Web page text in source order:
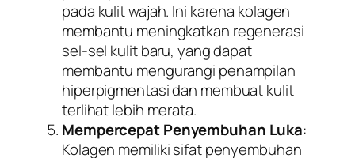
pada kulit wajah. Ini karena kolagen
membantu meningkatkan regenerasi
sel-sel kulit baru, yang dapat
membantu mengurangi penampilan
hiperpigmentasi dan membuat kulit
terlihat lebih merata.
Mempercepat Penyembuhan Luka:
Kolagen memiliki sifat penyembuhan